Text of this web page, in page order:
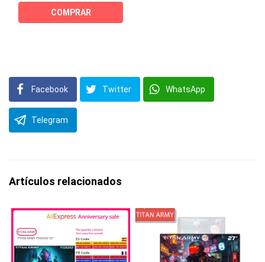
COMPRAR
Facebook Twitter WhatsApp
Telegram
Artículos relacionados